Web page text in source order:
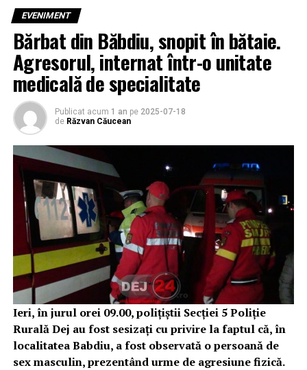
EVENIMENT
Bărbat din Băbdiu, snopit în bătaie.
Agresorul, internat într-o unitate
medicală de specialitate
Publicat acum 1 an pe 2025-07-18
de Răzvan Căucean
Ieri, în jurul orei 09.00, polițiștii Secției 5 Poliție
Rurală Dej au fost sesizați cu privire la faptul că, în
localitatea Babdiu, a fost observată o persoană de
sex masculin, prezentând urme de agresiune fizică.